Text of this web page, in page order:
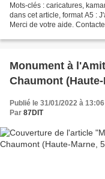
Mots-clés : caricatures,
dans cet article, format A5 :
Merci de votre aide.
Monument à
Chaumont
Publié le 31/01/2022 à 13:06
Par 87DIT